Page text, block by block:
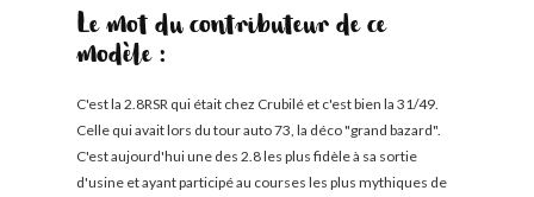
Le mot du contributeur de ce
modèle :
C'est la 2.8RSR qui était chez Crubilé et c'est bien la 31/49.
Celle qui avait lors du tour auto 73, la déco "grand bazard".
C'est aujourd'hui une des 2.8 les plus fidèle à sa sortie
d'usine et ayant participé au courses les plus mythiques de